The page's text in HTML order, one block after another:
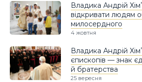
Владика Андрій
відкривати людям
милосердного
4 жовтня
Владика Андрій
єпископів — знак
й братерства
25 вересня